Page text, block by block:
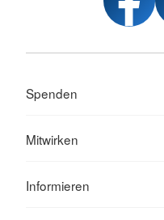
Spenden
Mitwirken
Informieren